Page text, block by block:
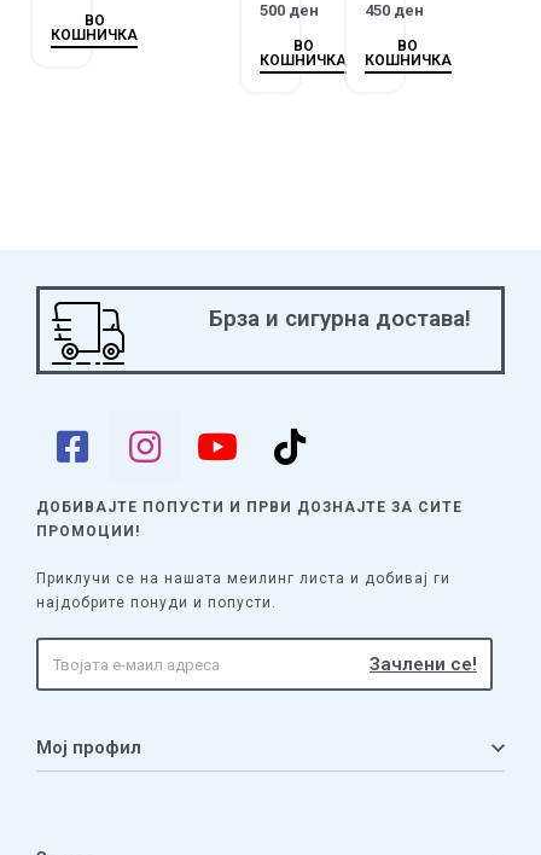
ВО
КОШНИЧКА
500 ден
ВО
КОШНИЧКА
450 ден
ВО
КОШНИЧКА
Брза и сигурна достава!
ДОБИВАЈТЕ ПОПУСТИ И ПРВИ ДОЗНАЈТЕ ЗА СИТЕ
ПРОМОЦИИ!
Приклучи се на нашата меилинг листа и добивај ги
најдобрите понуди и попусти.
Мој профил